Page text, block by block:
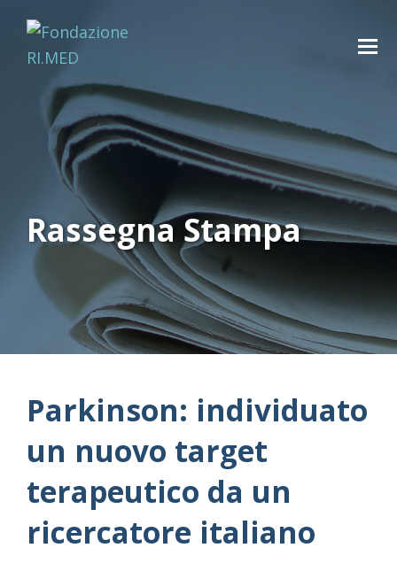
Rassegna Stampa
Parkinson: individuato
un nuovo target
terapeutico da un
ricercatore italiano